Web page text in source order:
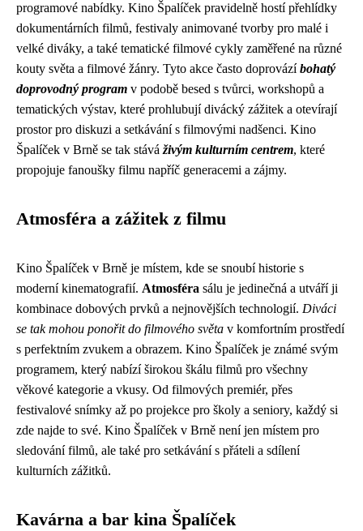
programové nabídky. Kino Špalíček pravidelně hostí přehlídky
dokumentárních filmů, festivaly animované tvorby pro malé i
velké diváky, a také tematické filmové cykly zaměřené na různé
kouty světa a filmové žánry. Tyto akce často doprovázíbohatý
doprovodný program v podobě besed s tvůrci, workshopů a
tematických výstav, které prohlubují divácký zážitek a otevírají
prostor pro diskuzi a setkávání s filmovými nadšenci. Kino
Špalíček v Brně se tak stává živým kulturním centrem, které
propojuje fanoušky filmu napříč generacemi a zájmy.
Atmosféra a zážitek z filmu
Kino Špalíček v Brně je místem, kde se snoubí historie s
moderní kinematografií. Atmosféra sálu je jedinečná a utváří ji
kombinace dobových prvků a nejnovějších technologií. Diváci
se tak mohou ponořit do filmového světa v komfortním prostředí
s perfektním zvukem a obrazem. Kino Špalíček je známé svým
programem, který nabízí širokou škálu filmů pro všechny
věkové kategorie a vkusy. Od filmových premiér, přes
festivalové snímky až po projekce pro školy a seniory, každý si
zde najde to své. Kino Špalíček v Brně není jen místem pro
sledování filmů, ale také pro setkávání s přáteli a sdílení
kulturních zážitků.
Kavárna a bar kina Špalíček